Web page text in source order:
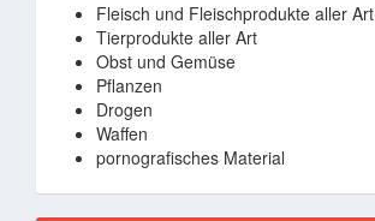
Fleisch und Fleischprodukte aller Art
Tierprodukte aller Art
Obst und Gemüse
Pflanzen
Drogen
Waffen
pornografisches Material